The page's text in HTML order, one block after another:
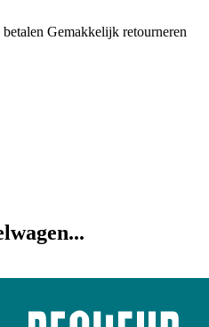
Gemakkelijk retourneren